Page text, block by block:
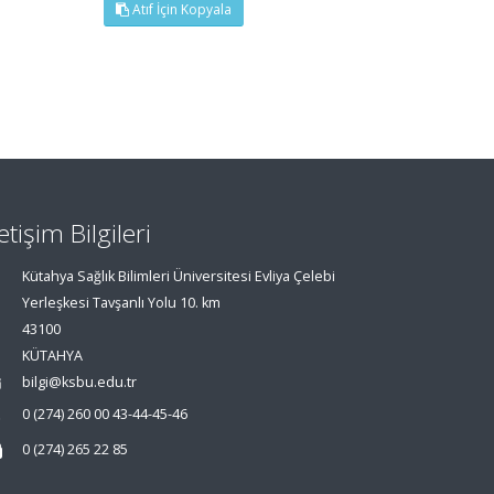
Atıf İçin Kopyala
Bilgileri
Kütahya Sağlık Bilimleri Üniversitesi Evliya Çelebi
Yerleşkesi Tavşanlı Yolu 10. km
43100
KÜTAHYA
bilgi@ksbu.edu.tr
0 (274) 260 00 43-44-45-46
0 (274) 265 22 85